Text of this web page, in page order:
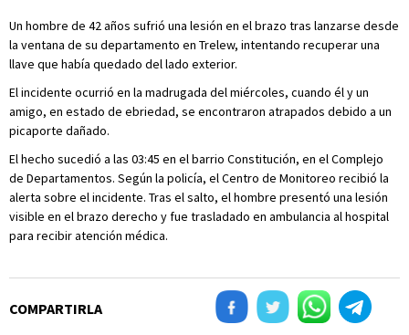
Un hombre de 42 años sufrió una lesión en el brazo tras lanzarse desde
la ventana de su departamento en Trelew, intentando recuperar una
llave que había quedado del lado exterior.
El incidente ocurrió en la madrugada del miércoles, cuando él y un
amigo, en estado de ebriedad, se encontraron atrapados debido a un
picaporte dañado.
El hecho sucedió a las 03:45 en el barrio Constitución, en el Complejo
de Departamentos. Según la policía, el Centro de Monitoreo recibió la
alerta sobre el incidente. Tras el salto, el hombre presentó una lesión
visible en el brazo derecho y fue trasladado en ambulancia al hospital
para recibir atención médica.
COMPARTIRLA